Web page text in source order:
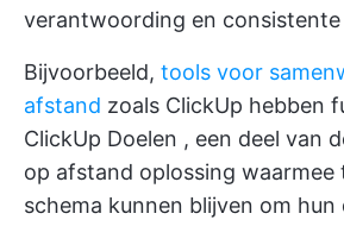
verantwoording en
Bijvoorbeeld, tools voor
afstand zoals ClickUp hebben
ClickUp Doelen , een deel van
op afstand oplossing waarmee
schema kunnen blijven om